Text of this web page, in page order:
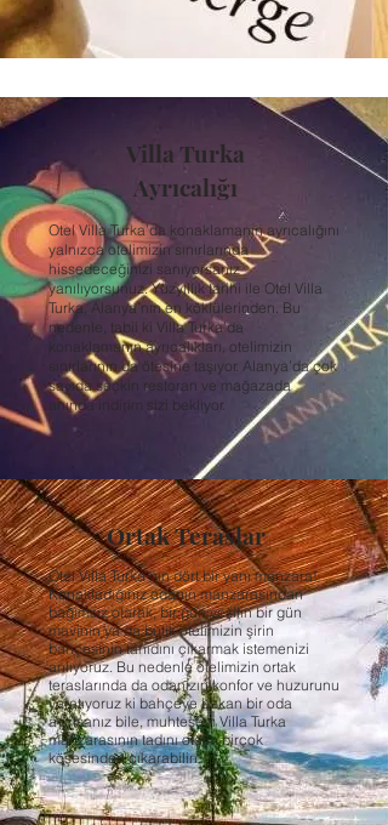
Villa Turka
Ayrıcalığı
Otel Villa Turka’da konaklamanın ayrıcalığını
yalnızca otelimizin sınırlarında
hissedeceğinizi sanıyorsanız
yanılıyorsunuz. Yüzyıllık tarihi ile Otel Villa
Turka, Alanya’nın en köklülerinden. Bu
nedenle, tabii ki Villa Turka’da
konaklamanın ayrıcalıkları, otelimizin
sınırlarının da ötesine taşıyor. Alanya’da çok
sayıda seçkin restoran ve mağazada
anında indirim sizi bekliyor.
Ortak Teraslar
Otel Villa Turka’nın dört bir yanı manzara!
Konakladığınız odanın manzarasından
bağımsız olarak, bir gün yeşilin bir gün
mavinin ya da butik otelimizin şirin
bahçesinin tanıdını çıkarmak istemenizi
anlıyoruz. Bu nedenle otelimizin ortak
teraslarında da odanızın konfor ve huzurunu
yaratıyoruz ki bahçeye bakan bir oda
ayırtsanız bile, muhteşem Villa Turka
manzarasının tadını otelin birçok
köşesinden çıkarabilin.